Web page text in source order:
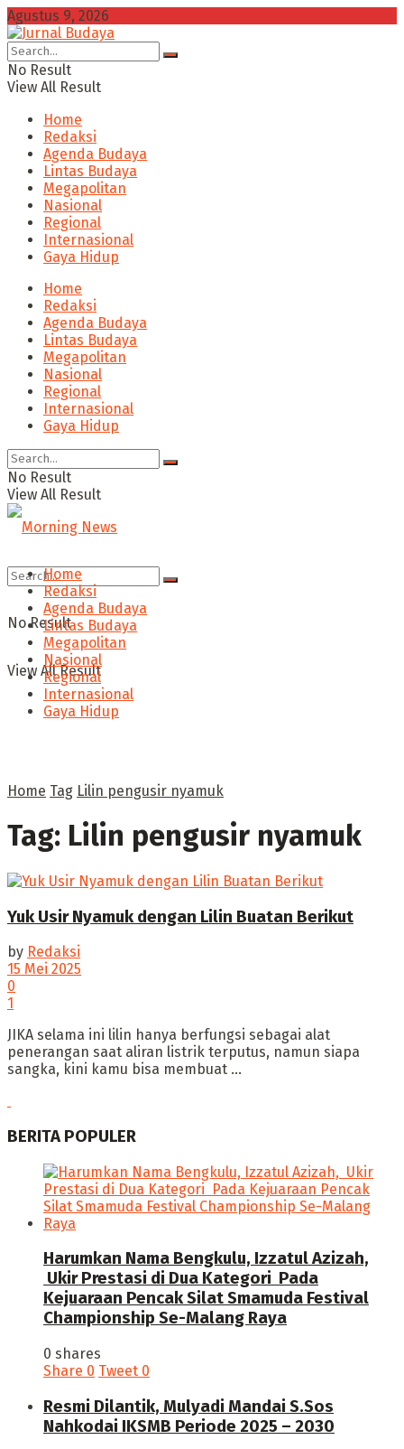
Agustus 9, 2026
No Result
View All Result
Home
Redaksi
Agenda Budaya
Lintas Budaya
Megapolitan
Nasional
Regional
Internasional
Gaya Hidup
Home
Redaksi
Agenda Budaya
Lintas Budaya
Megapolitan
Nasional
Regional
Internasional
Gaya Hidup
No Result
View All Result
No Result
View All Result
Home
Redaksi
Agenda Budaya
Lintas Budaya
Megapolitan
Nasional
Regional
Internasional
Gaya Hidup
Home Tag Lilin pengusir nyamuk
Tag: Lilin pengusir nyamuk
Yuk Usir Nyamuk dengan Lilin Buatan Berikut
by Redaksi
15 Mei 2025
0
1
‎JIKA selama ini lilin hanya berfungsi sebagai alat
penerangan saat aliran listrik terputus, namun siapa
sangka, kini kamu bisa membuat ...
BERITA POPULER
Harumkan Nama Bengkulu, Izzatul Azizah,
Ukir Prestasi di Dua Kategori Pada
Kejuaraan Pencak Silat Smamuda Festival
Championship Se-Malang Raya
0 shares
Share 0 Tweet 0
Resmi Dilantik, Mulyadi Mandai S.Sos
Nahkodai IKSMB Periode 2025 – 2030